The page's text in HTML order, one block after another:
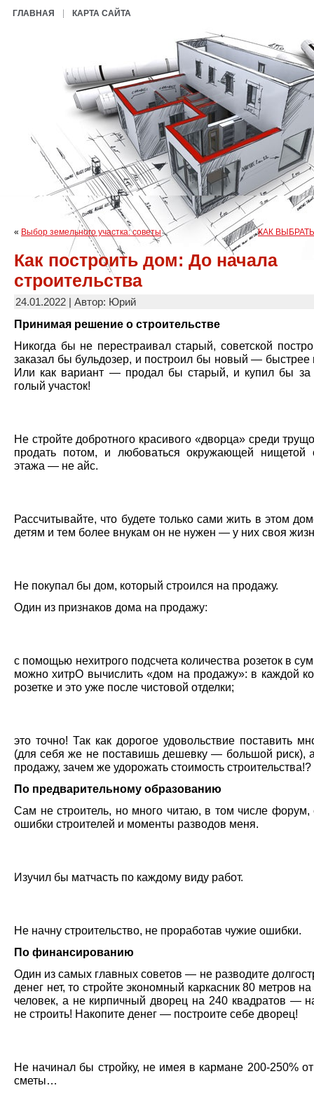
ГЛАВНАЯ КАРТА САЙТА
« Выбор земельного участка: советы КАК
Как построить дом: До начала
строительства
24.01.2022 | Автор: Юрий
Принимая решение о строительстве
Никогда бы не перестраивал старый, советской
заказал бы бульдозер, и построил бы новый —
Или как вариант — продал бы старый, и купил бы за
голый участок!
Не стройте добротного красивого «дворца» среди
продать потом, и любоваться окружающей нищетой
этажа — не айс.
Рассчитывайте, что будете только сами жить в этом
детям и тем более внукам он не нужен — у них своя
Не покупал бы дом, который строился на продажу.
Один из признаков дома на продажу:
с помощью нехитрого подсчета количества розеток в
можно хитрО вычислить «дом на продажу»: в каждой
розетке и это уже после чистовой отделки;
это точно! Так как дорогое удовольствие поставить
(для себя же не поставишь дешевку — большой риск),
продажу, зачем же удорожать стоимость строительства!?
По предварительному образованию
Сам не строитель, но много читаю, в том числе форум,
ошибки строителей и моменты разводов меня.
Изучил бы матчасть по каждому виду работ.
Не начну строительство, не проработав чужие ошибки.
По финансированию
Один из самых главных советов — не разводите
денег нет, то стройте экономный каркасник 80 метров
человек, а не кирпичный дворец на 240 квадратов —
не строить! Накопите денег — построите себе дворец!
Не начинал бы стройку, не имея в кармане 200-250%
сметы…